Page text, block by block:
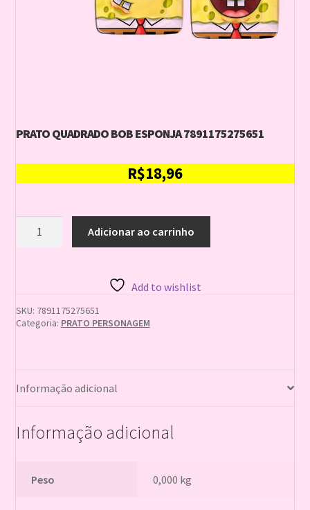
PRATO QUADRADO BOB ESPONJA 7891175275651
R$18,96
QUADRADO
Adicionar ao carrinho
Add to wishlist
SKU: 7891175275651
Categoria: PRATO PERSONAGEM
Informação adicional
Informação adicional
Peso 0,000 kg